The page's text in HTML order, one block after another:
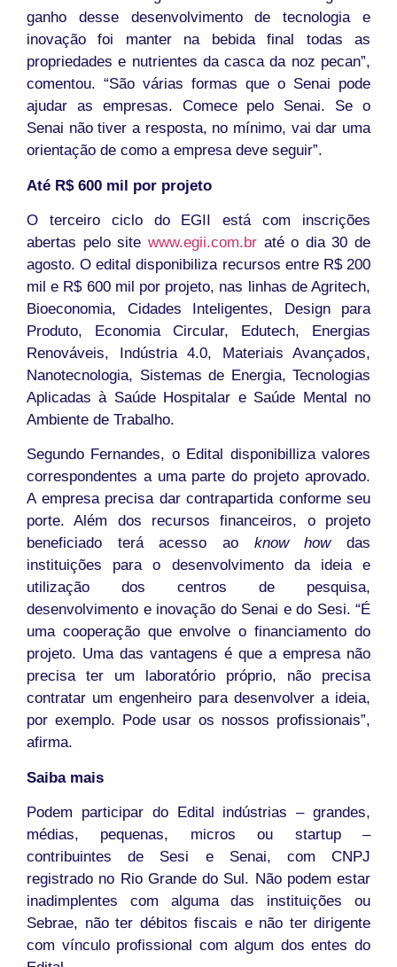
ganho desse desenvolvimento de tecnologia e
inovação foi manter na bebida final todas as
propriedades e nutrientes da casca da noz pecan”,
comentou. “São várias formas que o Senai pode
ajudar as empresas. Comece pelo Senai. Se o
Senai não tiver a resposta, no mínimo, vai dar uma
orientação de como a empresa deve seguir”.
Até R$ 600 mil por projeto
O terceiro ciclo do EGII está com inscrições
abertas pelo site www.egii.com.braté o dia 30 de
agosto. O edital disponibiliza recursos entre R$ 200
mil e R$ 600 mil por projeto, nas linhas de Agritech,
Bioeconomia, Cidades Inteligentes, Design para
Produto, Economia Circular, Edutech, Energias
Renováveis, Indústria 4.0, Materiais Avançados,
Nanotecnologia, Sistemas de Energia, Tecnologias
Aplicadas à Saúde Hospitalar e Saúde Mental no
Ambiente de Trabalho.
Segundo Fernandes, o Edital disponibilliza valores
correspondentes a uma parte do projeto aprovado.
A empresa precisa dar contrapartida conforme seu
porte. Além dos recursos financeiros, o projeto
beneficiado terá acesso ao know howdas
instituições para o desenvolvimento da ideia e
utilização dos centros de pesquisa,
desenvolvimento e inovação do Senai e do Sesi. “É
uma cooperação que envolve o financiamento do
projeto. Uma das vantagens é que a empresa não
precisa ter um laboratório próprio, não precisa
contratar um engenheiro para desenvolver a ideia,
por exemplo. Pode usar os nossos profissionais”,
afirma.
Saiba mais
Podem participar do Edital indústrias – grandes,
médias, pequenas, micros ou startup –
contribuintes de Sesi e Senai, com CNPJ
registrado no Rio Grande do Sul. Não podem estar
inadimplentes com alguma das instituições ou
Sebrae, não ter débitos fiscais e não ter dirigente
com vínculo profissional com algum dos entes do